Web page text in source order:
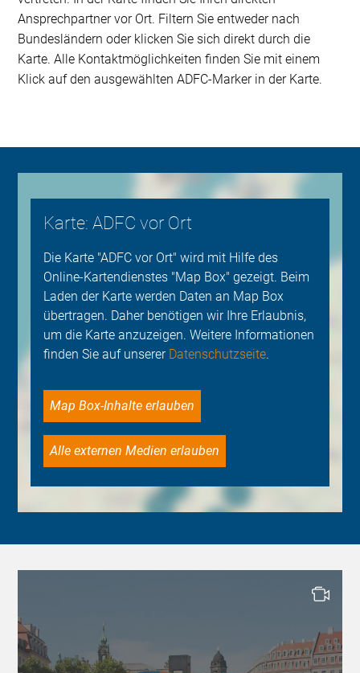
Ansprechpartner vor Ort. Filtern Sie entweder nach
Bundesländern oder klicken Sie sich direkt durch die
Karte. Alle Kontaktmöglichkeiten finden Sie mit einem
Klick auf den ausgewählten ADFC-Marker in der Karte.
Karte: ADFC vor Ort
Die Karte "ADFC vor Ort" wird mit Hilfe des
Online-Kartendienstes "Map Box" gezeigt. Beim
Laden der Karte werden Daten an Map Box
übertragen. Daher benötigen wir Ihre Erlaubnis,
um die Karte anzuzeigen. Weitere Informationen
finden Sie auf unserer Datenschutzseite.
Map Box-Inhalte erlauben
Alle externen Medien erlauben